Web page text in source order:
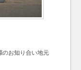
のお知り合い地元